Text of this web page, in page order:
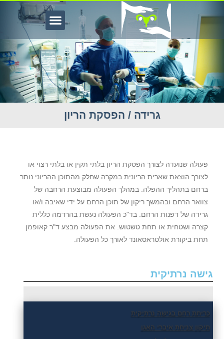
גרידה / הפסקת הריון
גישה נרתיקית
כריתת רחם בגישה נרתיקית
תיקון צניחת איברי האגן
פעולה שנועדה לצורך הפסקת הריון בלתי תקין או בלתי רצוי או
לצורך הוצאת שארית הריונית במקרה שחלק מהתוכן ההריוני נותר
ברחם בתהליך ההפלה. במהלך הפעולה מבוצעת הרחבה של
צוואר הרחם ובהמשך ריקון של תוכן הרחם על ידי שאיבה ו/או
גרידה של דפנות הרחם. בד"כ הפעולה נעשת בהרדמה כללית
קצרה ושטחית או תחת טשטוש. את הפעולה מבצע ד"ר קאופמן
תחת ביקורת אולטראסאונד לאורך כל הפעולה.